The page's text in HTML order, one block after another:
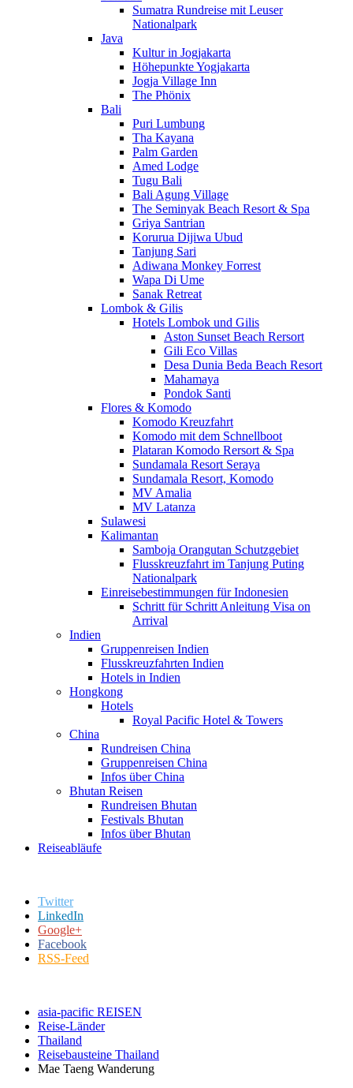
Sumatra Rundreise mit Leuser
Nationalpark
Java
Kultur in Jogjakarta
Höhepunkte Yogjakarta
Jogja Village Inn
The Phönix
Bali
Puri Lumbung
Tha Kayana
Palm Garden
Amed Lodge
Tugu Bali
Bali Agung Village
The Seminyak Beach Resort & Spa
Griya Santrian
Korurua Dijiwa Ubud
Tanjung Sari
Adiwana Monkey Forrest
Wapa Di Ume
Sanak Retreat
Lombok & Gilis
Hotels Lombok und Gilis
Aston Sunset Beach Rersort
Gili Eco Villas
Desa Dunia Beda Beach Resort
Mahamaya
Pondok Santi
Flores & Komodo
Komodo Kreuzfahrt
Komodo mit dem Schnellboot
Plataran Komodo Rersort & Spa
Sundamala Resort Seraya
Sundamala Resort, Komodo
MV Amalia
MV Latanza
Sulawesi
Kalimantan
Samboja Orangutan Schutzgebiet
Flusskreuzfahrt im Tanjung Puting
Nationalpark
Einreisebestimmungen für Indonesien
Schritt für Schritt Anleitung Visa on
Arrival
Indien
Gruppenreisen Indien
Flusskreuzfahrten Indien
Hotels in Indien
Hongkong
Hotels
Royal Pacific Hotel & Towers
China
Rundreisen China
Gruppenreisen China
Infos über China
Bhutan Reisen
Rundreisen Bhutan
Festivals Bhutan
Infos über Bhutan
Reiseabläufe
Twitter
LinkedIn
Google+
Facebook
RSS-Feed
asia-pacific REISEN
Reise-Länder
Thailand
Reisebausteine Thailand
Mae Taeng Wanderung